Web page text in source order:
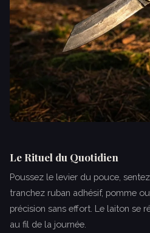
Le Rituel du Quotidien
Poussez le levier du pouce,
tranchez ruban adhésif, pomme
précision sans effort. Le laiton se
au fil de la journée.